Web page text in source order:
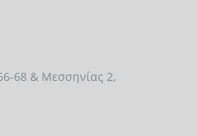
68 & Μεσσηνίας 2,